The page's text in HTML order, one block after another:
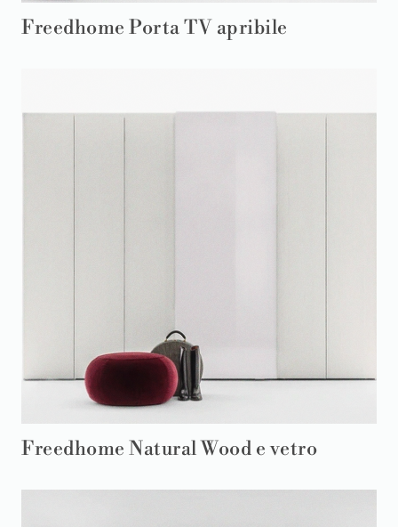
Freedhome Porta TV apribile
Freedhome Natural Wood e vetro